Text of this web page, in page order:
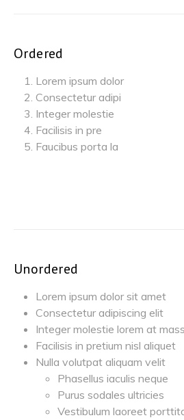
Ordered
Lorem ipsum dolor
Consectetur adipi
Integer molestie
Facilisis in pre
Faucibus porta la
Unordered
Lorem ipsum dolor sit amet
Consectetur adipiscing elit
Integer molestie lorem at
Facilisis in pretium nisl aliquet
Nulla volutpat aliquam velit
Phasellus iaculis neque
Purus sodales ultricies
Vestibulum laoreet